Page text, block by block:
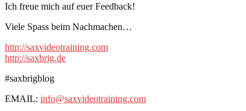
Ich freue mich auf euer Feedback!
Viele Spass beim Nachmachen…
http://saxvideotraining.com
http://saxbrig.de
#saxbrigblog
EMAIL: info@saxvideotraining.com